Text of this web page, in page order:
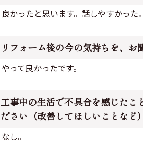
良かったと思います。話しやすかった。
リフォーム後の今の気持ちを、
やって良かったです。
工事中の生活で不具合を感じた
ださい（改善してほしいことなど）
なし。